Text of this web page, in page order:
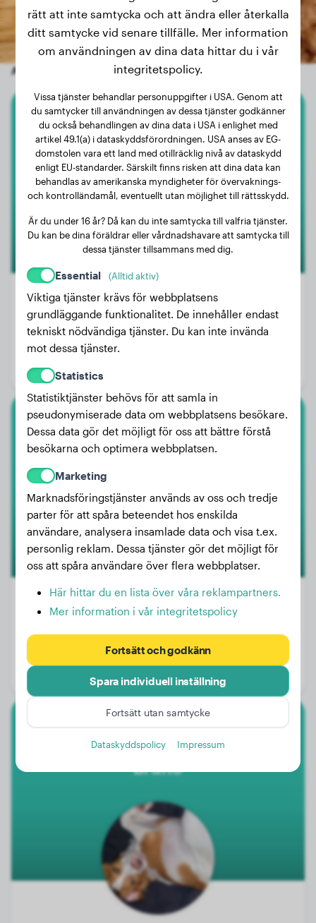
Andra slumpmässiga hundar
Australian Shepherd
Dries
Vikt:
26 kg
Ålder:
Kön:
Amerikansk Bully Xl
3
Vikt:
55 kg
Epagneul Breton
Bruno
rätt att inte samtycka och att ändra eller återkalla
ditt samtycke vid senare tillfälle. Mer information
om användningen av dina data hittar du i vår
integritetspolicy.
Vissa tjänster behandlar personuppgifter i USA. Genom att
du samtycker till användningen av dessa tjänster godkänner
du också behandlingen av dina data i USA i enlighet med
artikel 49.1(a) i dataskyddsförordningen. USA anses av EG-
domstolen vara ett land med otillräcklig nivå av dataskydd
enligt EU-standarder. Särskilt finns risken att dina data kan
behandlas av amerikanska myndigheter för övervaknings-
och kontrolländamål, eventuellt utan möjlighet till rättsskydd.
Är du under 16 år? Då kan du inte samtycka till valfria tjänster.
Du kan be dina föräldrar eller vårdnadshavare att samtycka till
dessa tjänster tillsammans med dig.
Essential (Alltid aktiv)
Viktiga tjänster krävs för webbplatsens
grundläggande funktionalitet. De innehåller endast
tekniskt nödvändiga tjänster. Du kan inte invända
mot dessa tjänster.
Statistics
Statistiktjänster behövs för att samla in
pseudonymiserade data om webbplatsens besökare.
Dessa data gör det möjligt för oss att bättre förstå
besökarna och optimera webbplatsen.
Marketing
Marknadsföringstjänster används av oss och tredje
parter för att spåra beteendet hos enskilda
användare, analysera insamlade data och visa t.ex.
personlig reklam. Dessa tjänster gör det möjligt för
oss att spåra användare över flera webbplatser.
Här hittar du en lista över våra reklampartners.
Mer information i vår integritetspolicy
Fortsätt och godkänn
Spara individuell inställning
Fortsätt utan samtycke
Dataskyddspolicy Impressum